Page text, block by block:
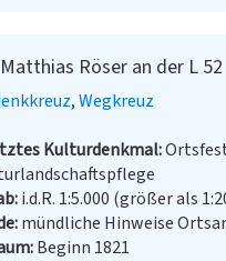
Röser an der L 52
Wegkreuz
Kulturdenkmal
i.d.R. 1:5.000 (größer als
mündliche Hinweise
Beginn 1821